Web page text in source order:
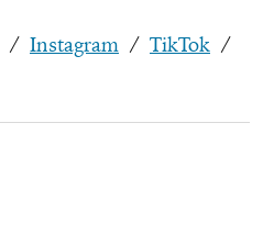
/ Instagram / TikTok /